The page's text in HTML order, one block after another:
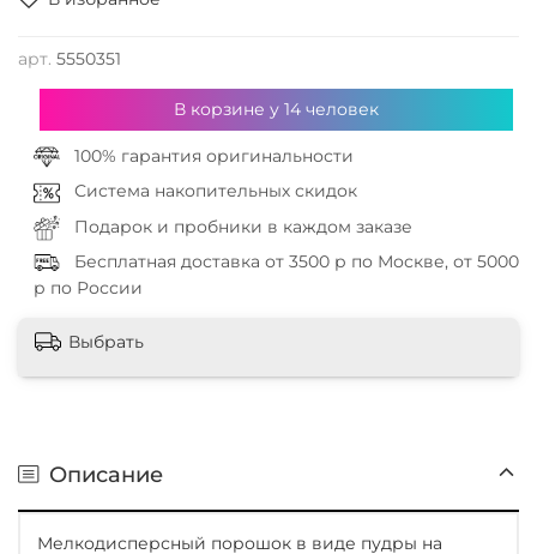
арт. 5550351
В корзине у 14человек
100% гарантия оригинальности
Система накопительных скидок
Подарок и пробники в каждом заказе
Бесплатная доставка от 3500 р по Москве, от 5000
р по России
Выбрать
Описание
Мелкодисперсный порошок в виде пудры на